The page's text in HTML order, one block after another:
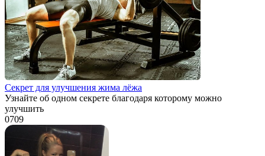
Секрет для улучшения жима лёжа
Узнайте об одном секрете благодаря которому можно
улучшить
0709